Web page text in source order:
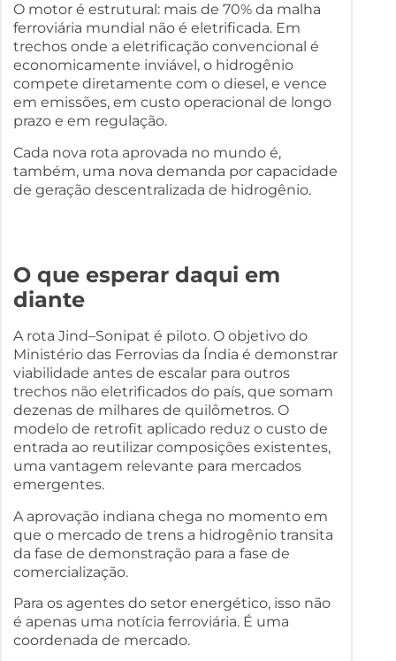
O motor é estrutural: mais de 70% da malha
ferroviária mundial não é eletrificada. Em
trechos onde a eletrificação convencional é
economicamente inviável, o hidrogênio
compete diretamente com o diesel, e vence
em emissões, em custo operacional de longo
prazo e em regulação.
Cada nova rota aprovada no mundo é,
também, uma nova demanda por capacidade
de geração descentralizada de hidrogênio.
O que esperar daqui em
diante
A rota Jind–Sonipat é piloto. O objetivo do
Ministério das Ferrovias da Índia é demonstrar
viabilidade antes de escalar para outros
trechos não eletrificados do país, que somam
dezenas de milhares de quilômetros. O
modelo de retrofit aplicado reduz o custo de
entrada ao reutilizar composições existentes,
uma vantagem relevante para mercados
emergentes.
A aprovação indiana chega no momento em
que o mercado de trens a hidrogênio transita
da fase de demonstração para a fase de
comercialização.
Para os agentes do setor energético, isso não
é apenas uma notícia ferroviária. É uma
coordenada de mercado.